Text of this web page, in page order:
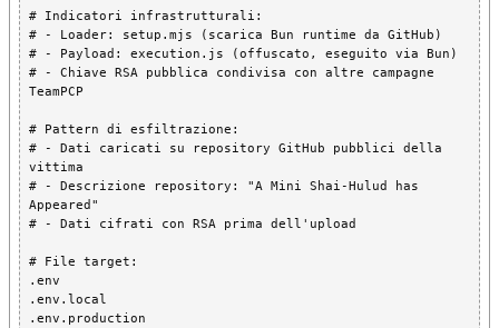
# Indicatori infrastrutturali:
# - Loader: setup.mjs (scarica Bun runtime da GitHub)
# - Payload: execution.js (offuscato, eseguito via Bun)
# - Chiave RSA pubblica condivisa con altre campagne
TeamPCP
# Pattern di esfiltrazione:
# - Dati caricati su repository GitHub pubblici della
vittima
# - Descrizione repository: "A Mini Shai-Hulud has
Appeared"
# - Dati cifrati con RSA prima dell'upload
# File target:
.env
.env.local
.env.production